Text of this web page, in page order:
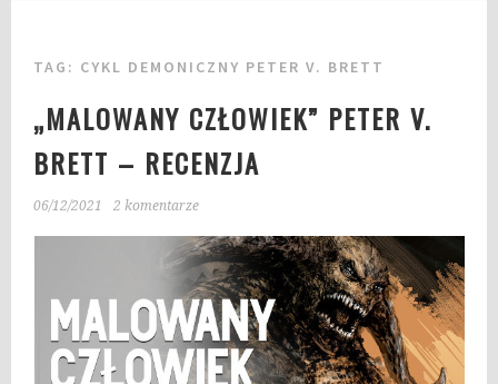
TAG: CYKL DEMONICZNY PETER V. BRETT
„MALOWANY CZŁOWIEK” PETER V.
BRETT – RECENZJA
06/12/2021 2 komentarze